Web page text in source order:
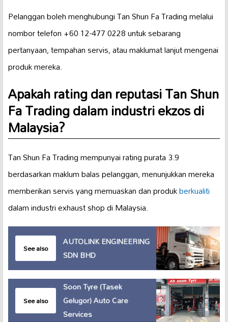
Pelanggan boleh menghubungi Tan Shun Fa Trading melalui
nombor telefon +60 12-477 0228 untuk sebarang
pertanyaan, tempahan servis, atau maklumat lanjut mengenai
produk mereka.
Apakah rating dan reputasi Tan Shun
Fa Trading dalam industri ekzos di
Malaysia?
Tan Shun Fa Trading mempunyai rating purata 3.9
berdasarkan maklum balas pelanggan, menunjukkan mereka
memberikan servis yang memuaskan dan produkberkualiti
dalam industri exhaust shop di Malaysia.
See also
AUTOLINK ENGINEERING
SDN BHD
See also
Soon Tyre (Tasek
Gelugor) Auto Care
Services